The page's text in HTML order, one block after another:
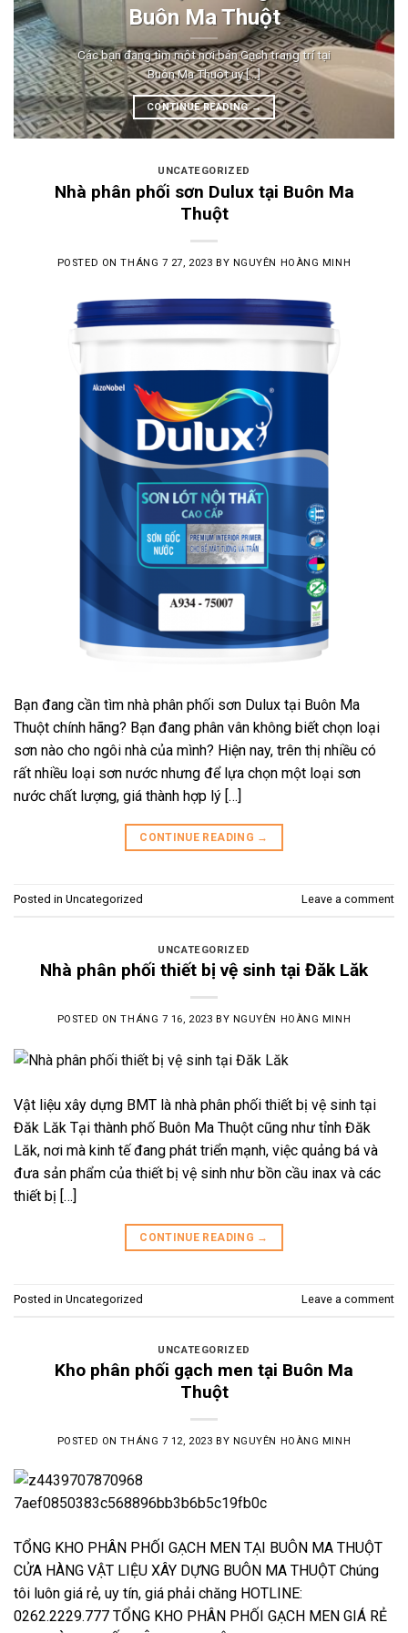
Buôn Ma Thuột
Các bạn đang tìm một nơi bán Gạch trang trí tại
Buôn Ma Thuột uy [...]
CONTINUE READING→
UNCATEGORIZED
Nhà phân phối sơn Dulux tại Buôn Ma
Thuột
POSTED ONTHÁNG 7 27, 2023 BY NGUYÊN HOÀNG MINH
Bạn đang cần tìm nhà phân phối sơn Dulux tại Buôn Ma
Thuột chính hãng? Bạn đang phân vân không biết chọn loại
sơn nào cho ngôi nhà của mình? Hiện nay, trên thị nhiều có
rất nhiều loại sơn nước nhưng để lựa chọn một loại sơn
nước chất lượng, giá thành hợp lý […]
CONTINUE READING →
Posted in Uncategorized Leave a comment
UNCATEGORIZED
Nhà phân phối thiết bị vệ sinh tại Đăk Lăk
POSTED ONTHÁNG 7 16, 2023 BY NGUYÊN HOÀNG MINH
Vật liệu xây dựng BMT là nhà phân phối thiết bị vệ sinh tại
Đăk Lăk Tại thành phố Buôn Ma Thuột cũng như tỉnh Đăk
Lăk, nơi mà kinh tế đang phát triển mạnh, việc quảng bá và
đưa sản phẩm của thiết bị vệ sinh như bồn cầu inax và các
thiết bị […]
CONTINUE READING →
Posted in Uncategorized Leave a comment
UNCATEGORIZED
Kho phân phối gạch men tại Buôn Ma
Thuột
POSTED ONTHÁNG 7 12, 2023 BY NGUYÊN HOÀNG MINH
TỔNG KHO PHÂN PHỐI GẠCH MEN TẠI BUÔN MA THUỘT
CỬA HÀNG VẬT LIỆU XÂY DỰNG BUÔN MA THUỘT Chúng
tôi luôn giá rẻ, uy tín, giá phải chăng HOTLINE:
0262.2229.777 TỔNG KHO PHÂN PHỐI GẠCH MEN GIÁ RẺ